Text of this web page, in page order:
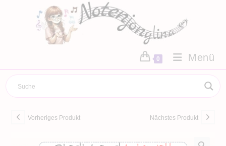
0 Menü
Vorheriges Produkt Nächstes Produkt